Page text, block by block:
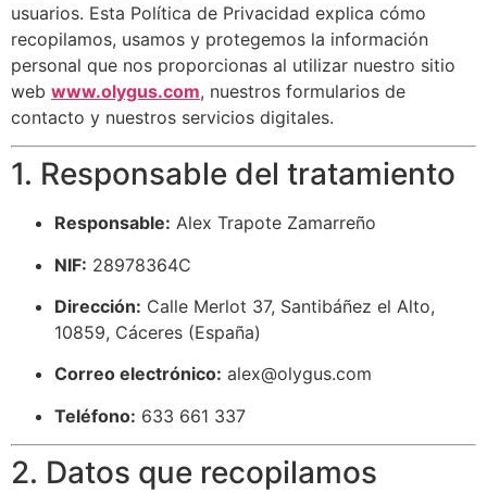
usuarios. Esta Política de Privacidad explica cómo
recopilamos, usamos y protegemos la información
personal que nos proporcionas al utilizar nuestro sitio
web www.olygus.com, nuestros formularios de
contacto y nuestros servicios digitales.
1. Responsable del tratamiento
Responsable: Alex Trapote Zamarreño
NIF: 28978364C
Dirección: Calle Merlot 37, Santibáñez el Alto,
10859, Cáceres (España)
Correo electrónico: alex@olygus.com
Teléfono: 633 661 337
2. Datos que recopilamos